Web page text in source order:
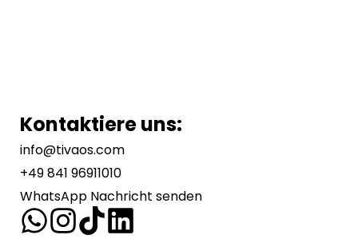
Kontaktiere uns:
info@tivaos.com
+49 841 96911010
WhatsApp Nachricht senden